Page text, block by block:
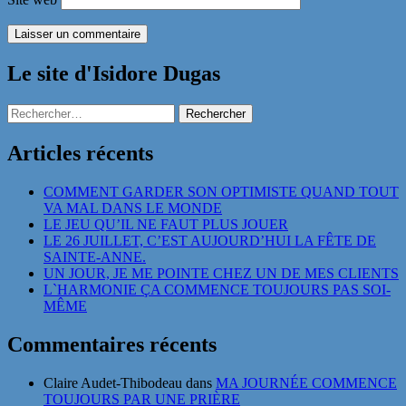
Le site d'Isidore Dugas
Rechercher :
Articles récents
COMMENT GARDER SON OPTIMISTE QUAND TOUT
VA MAL DANS LE MONDE
LE JEU QU’IL NE FAUT PLUS JOUER
LE 26 JUILLET, C’EST AUJOURD’HUI LA FÊTE DE
SAINTE-ANNE.
UN JOUR, JE ME POINTE CHEZ UN DE MES CLIENTS
L`HARMONIE ÇA COMMENCE TOUJOURS PAS SOI-
MÊME
Commentaires récents
Claire Audet-Thibodeau dans MA JOURNÉE COMMENCE
TOUJOURS PAR UNE PRIÈRE